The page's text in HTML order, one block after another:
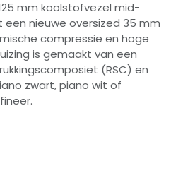
mm koolstofvezel mid-
nieuwe oversized 35 mm
compressie en hoge
is gemaakt van een
(RSC) en
zwart, piano wit of